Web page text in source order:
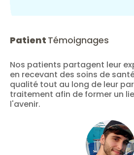
Patient Témoignages
Nos patients partagent leur
en recevant des soins de
qualité tout au long de leur
traitement afin de former un
l'avenir.